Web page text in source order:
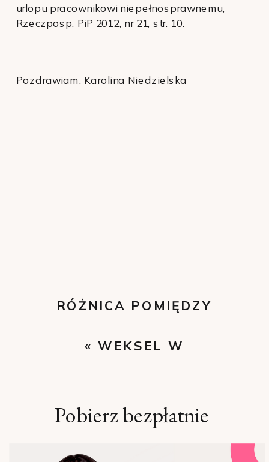
urlopu pracownikowi niepełnosprawnemu,
Rzeczposp. PiP 2012, nr 21, str. 10.
Pozdrawiam, Karolina Niedzielska
RÓŻNICA POMIĘDZY
CHOROBOWYM A
« WEKSEL W
Pobierz bezpłatnie